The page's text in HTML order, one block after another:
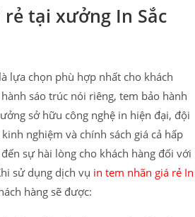
rẻ tại xưởng In Sắc
là lựa chọn phù hợp nhất cho khách
sáo trúc nói riêng, tem bảo hành
sở hữu công nghệ in hiện đại, đội
nghiệm và chính sách giá cả hấp
sự hài lòng cho khách hàng đối với
sử dụng dịch vụ in tem nhãn giá rẻ In
hàng sẽ được: